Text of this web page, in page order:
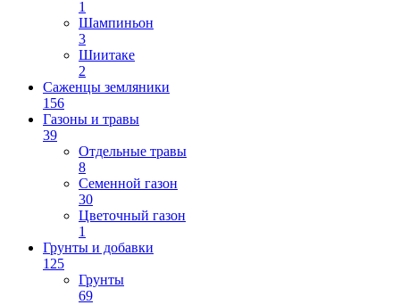
1
Шампиньон
3
Шиитаке
2
Саженцы земляники
156
Газоны и травы
39
Отдельные травы
8
Семенной газон
30
Цветочный газон
1
Грунты и добавки
125
Грунты
69